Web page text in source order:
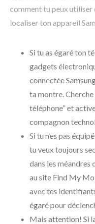
comment tu peux
localiser ton appareil
Si tu as égaré ton
gadgets
connectée
ta montre. Cherche
téléphone” et
compagnon
Si tu n’es pas
tu veux toujours
dans les méandres
au site Find My
avec tes
égaré pour
Mais attention! Si